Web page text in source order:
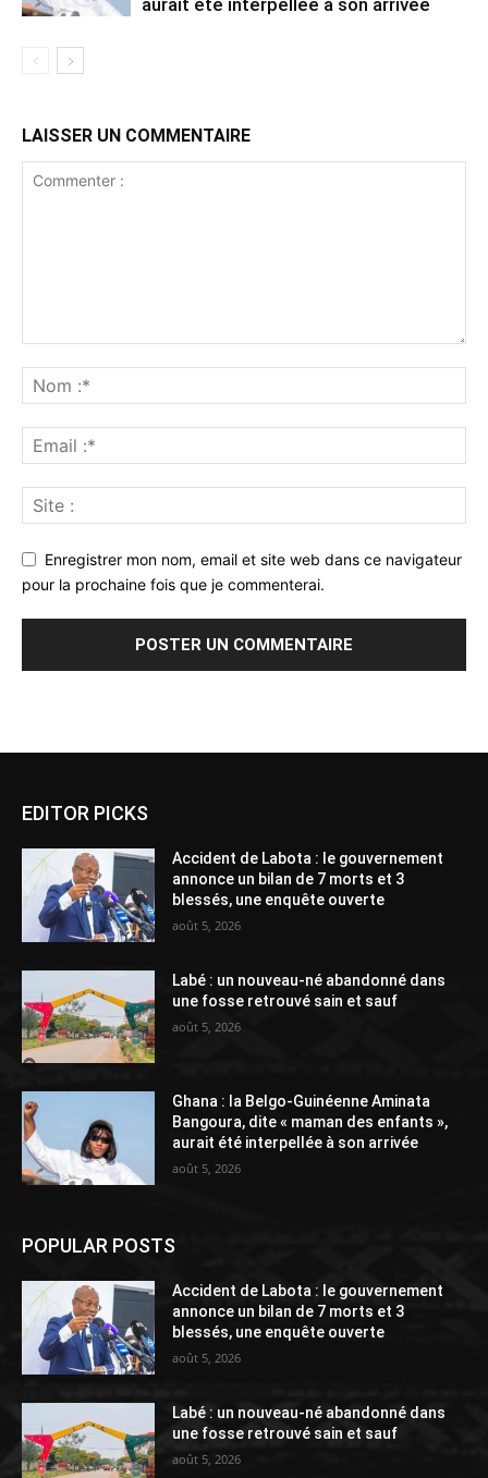
LAISSER UN COMMENTAIRE
Enregistrer mon nom, email et site web dans ce navigateur
pour la prochaine fois que je commenterai.
EDITOR PICKS
Accident de Labota : le gouvernement
annonce un bilan de 7 morts et 3
blessés, une enquête ouverte
août 5, 2026
Labé : un nouveau-né abandonné dans
une fosse retrouvé sain et sauf
août 5, 2026
Ghana : la Belgo-Guinéenne Aminata
Bangoura, dite « maman des enfants »,
aurait été interpellée à son arrivée
août 5, 2026
POPULAR POSTS
Accident de Labota : le gouvernement
annonce un bilan de 7 morts et 3
blessés, une enquête ouverte
août 5, 2026
Labé : un nouveau-né abandonné dans
une fosse retrouvé sain et sauf
août 5, 2026